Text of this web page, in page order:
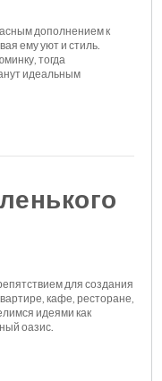
дополнением к
ему уют и стиль.
тогда
идеальным
для создания
кафе, ресторане,
идеями как
оазис.